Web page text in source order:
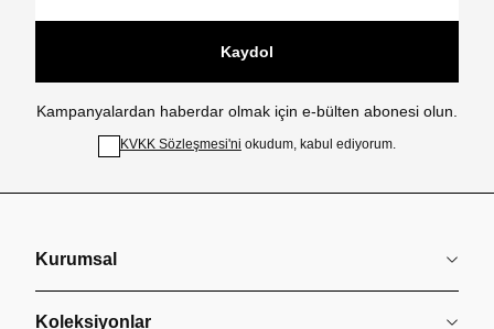
Kaydol
Kampanyalardan haberdar olmak için e-bülten abonesi olun.
KVKK Sözleşmesi'ni okudum, kabul ediyorum.
Kurumsal
Koleksiyonlar